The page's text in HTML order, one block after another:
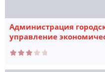
Администрация
управление